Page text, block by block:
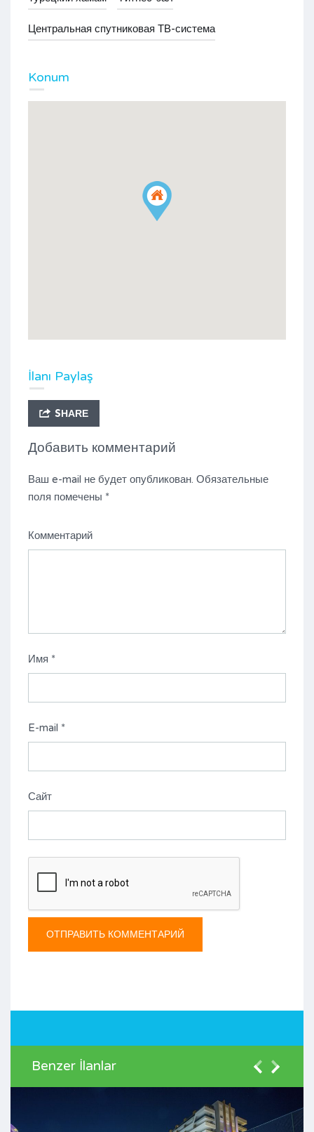
Центральная спутниковая ТВ-система
Konum
İlanı Paylaş
SHARE
Добавить комментарий
Ваш e-mail не будет опубликован. Обязательные
поля помечены *
Комментарий
Имя *
E-mail *
Сайт
Benzer İlanlar